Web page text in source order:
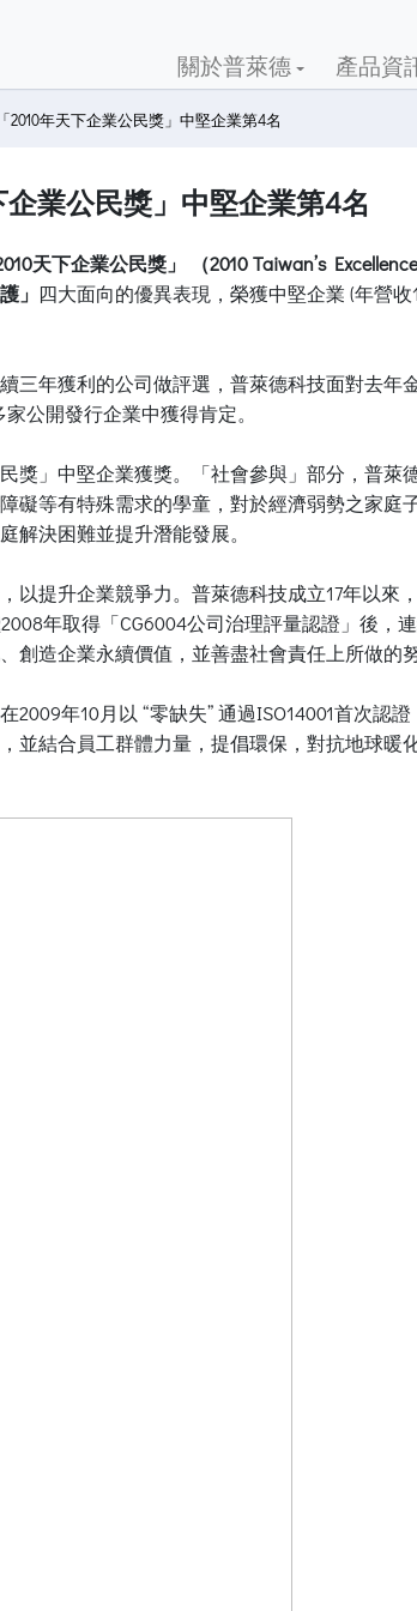
關於普萊德 產品資
2010年天下企業公民獎」中堅企業第4名
業公民獎」中堅企業第4名
天下企業公民獎」 （2010 Taiwan’s
」 四大面向的優異表現，榮獲中堅企業 (年營
三年獲利的公司做評選，普萊德科技面對去
公開發行企業中獲得肯定。
獎」中堅企業獲獎。「社會參與」部分，普
礙等有特殊需求的學童，對於經濟弱勢之家
解決困難並提升潛能發展。
提升企業競爭力。普萊德科技成立17年以來
年取得「CG6004公司治理評量認證」後
造企業永續價值，並善盡社會責任上所做的努
年10月以 “零缺失” 通過ISO14001首次認
結合員工群體力量，提倡環保，對抗地球暖化